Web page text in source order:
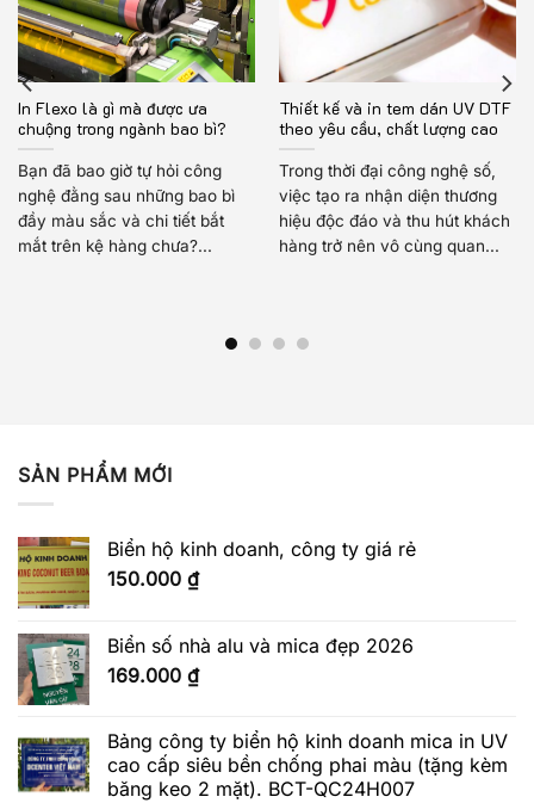
In Flexo là gì mà được ưa
chuộng trong ngành bao bì?
Bạn đã bao giờ tự hỏi công
nghệ đằng sau những bao bì
đầy màu sắc và chi tiết bắt
mắt trên kệ hàng chưa?...
Thiết kế và in tem dán UV DTF
theo yêu cầu, chất lượng cao
Trong thời đại công nghệ số,
việc tạo ra nhận diện thương
hiệu độc đáo và thu hút khách
hàng trở nên vô cùng quan...
SẢN PHẨM MỚI
Biển hộ kinh doanh, công ty giá rẻ
150.000 ₫
Biển số nhà alu và mica đẹp 2026
169.000 ₫
Bảng công ty biển hộ kinh doanh mica in UV
cao cấp siêu bền chống phai màu (tặng kèm
băng keo 2 mặt). BCT-QC24H007